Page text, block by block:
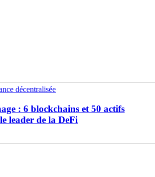
décentralisée
: 6 blockchains et 50 actifs
leader de la DeFi